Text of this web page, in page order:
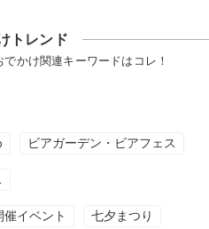
トレンド
かけ関連キーワードはコレ！
ビアガーデン・ビアフェス
イベント 七夕まつり